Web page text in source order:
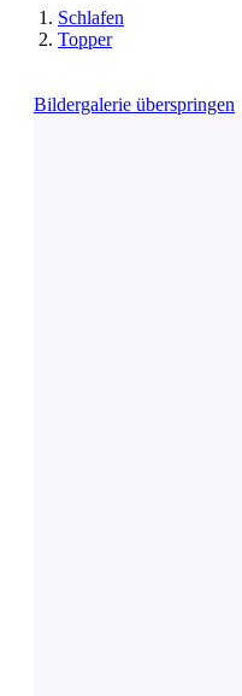
Schlafen
Topper
Bildergalerie überspringen